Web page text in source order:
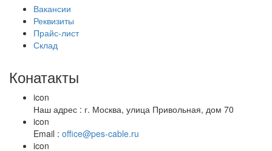
Вакансии
Реквизиты
Прайс-лист
Склад
Конатакты
icon
Наш адрес : г. Москва, улица Привольная, дом 70
icon
Email : office@pes-cable.ru
icon